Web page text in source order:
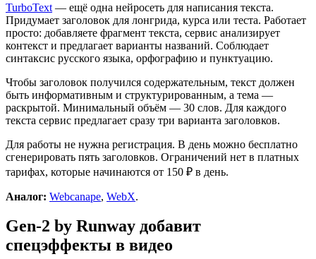
TurboText — ещё одна нейросеть для написания текста.
Придумает заголовок для лонгрида, курса или теста. Работает
просто: добавляете фрагмент текста, сервис анализирует
контекст и предлагает варианты названий. Соблюдает
синтаксис русского языка, орфографию и пунктуацию.
Чтобы заголовок получился содержательным, текст должен
быть информативным и структурированным, а тема —
раскрытой. Минимальный объём — 30 слов. Для каждого
текста сервис предлагает сразу три варианта заголовков.
Для работы не нужна регистрация. В день можно бесплатно
сгенерировать пять заголовков. Ограничений нет в платных
тарифах, которые начинаются от 150 ₽ в день.
Аналог: Webcanape, WebX.
Gen-2 by Runway добавит
спецэффекты в видео